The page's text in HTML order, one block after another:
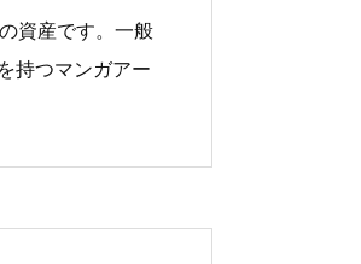
資産です。一般
持つマンガアー